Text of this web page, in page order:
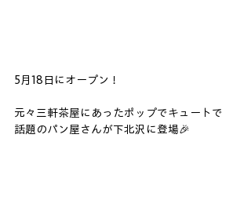
5月18日にオープン！
元々三軒茶屋にあったポップでキュートで
話題のパン屋さんが下北沢に登場🎉